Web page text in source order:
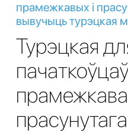
прамежкавых і
вывучыць турэцкая
Турэцкая